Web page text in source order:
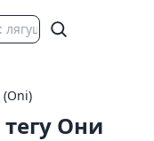
Они